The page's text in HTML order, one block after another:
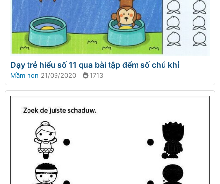
Dạy trẻ hiểu số 11 qua bài tập đếm số chú khỉ
Mầm non 21/09/2020 1713